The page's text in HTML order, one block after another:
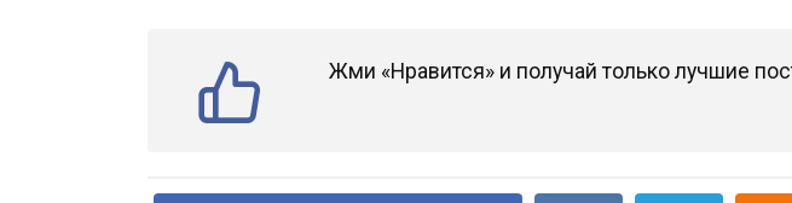
Жми «Нравится» и получай только лучшие